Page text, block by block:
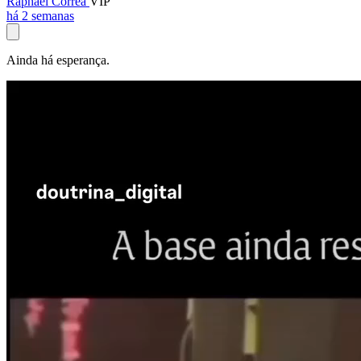
há 2 semanas
Ainda há esperança.